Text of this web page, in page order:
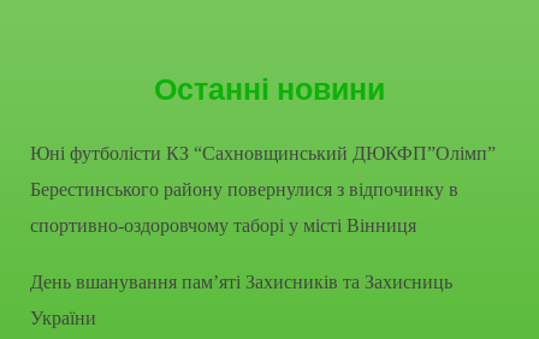
Останні новини
Юні футболісти КЗ “Сахновщинський ДЮКФП”Олімп”
Берестинського району повернулися з відпочинку в
спортивно-оздоровчому таборі у місті Вінниця
День вшанування пам’яті Захисників та Захисниць
України